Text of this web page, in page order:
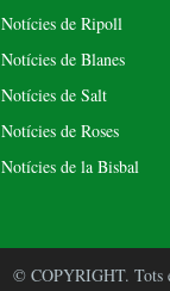
Notícies de Ripoll
Notícies de Blanes
Notícies de Salt
Notícies de Roses
Notícies de la Bisbal
© COPYRIGHT. Tots